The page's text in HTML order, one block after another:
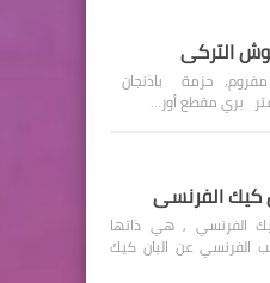
التركي
حزمة باذنجان
كيك الفرنسي
الفرنسي , هي ذاتها
الفرنسي عن البان كيك